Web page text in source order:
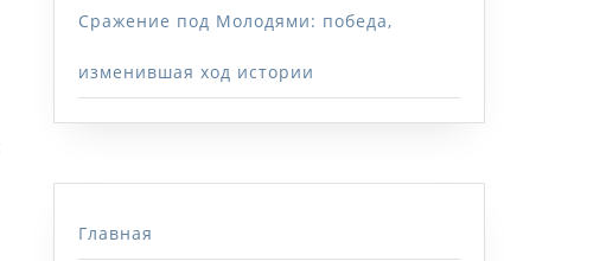
Сражение под Молодями: победа,
изменившая ход истории
Главная